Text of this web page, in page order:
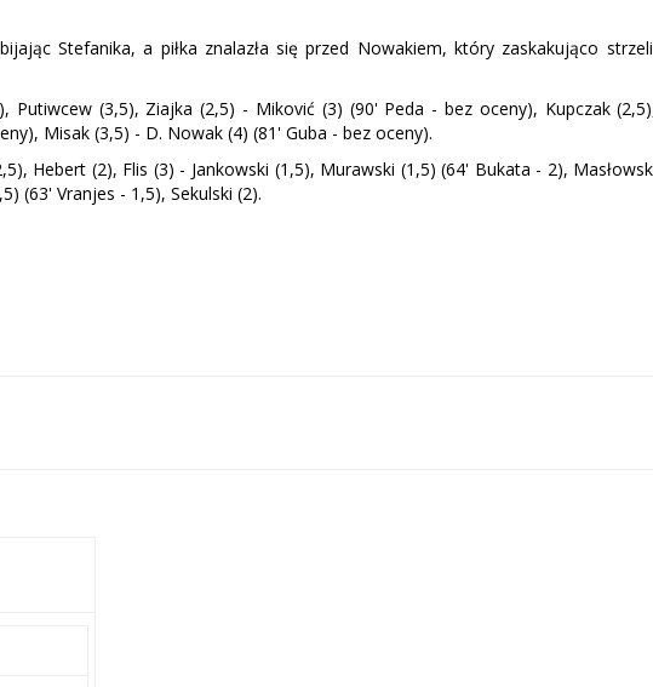
Stefanika, a piłka znalazła się przed Nowakiem, który zaskakująco
Putiwcew (3,5), Ziajka (2,5) - Miković (3) (90' Peda - bez oceny), Kupczak
Misak (3,5) - D. Nowak (4) (81' Guba - bez oceny).
Hebert (2), Flis (3) - Jankowski (1,5), Murawski (1,5) (64' Bukata - 2),
(63' Vranjes - 1,5), Sekulski (2).